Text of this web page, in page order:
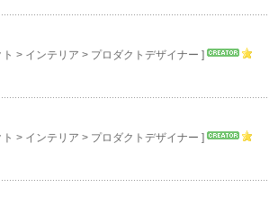
> インテリア > プロダクトデザイナー ]
> インテリア > プロダクトデザイナー ]